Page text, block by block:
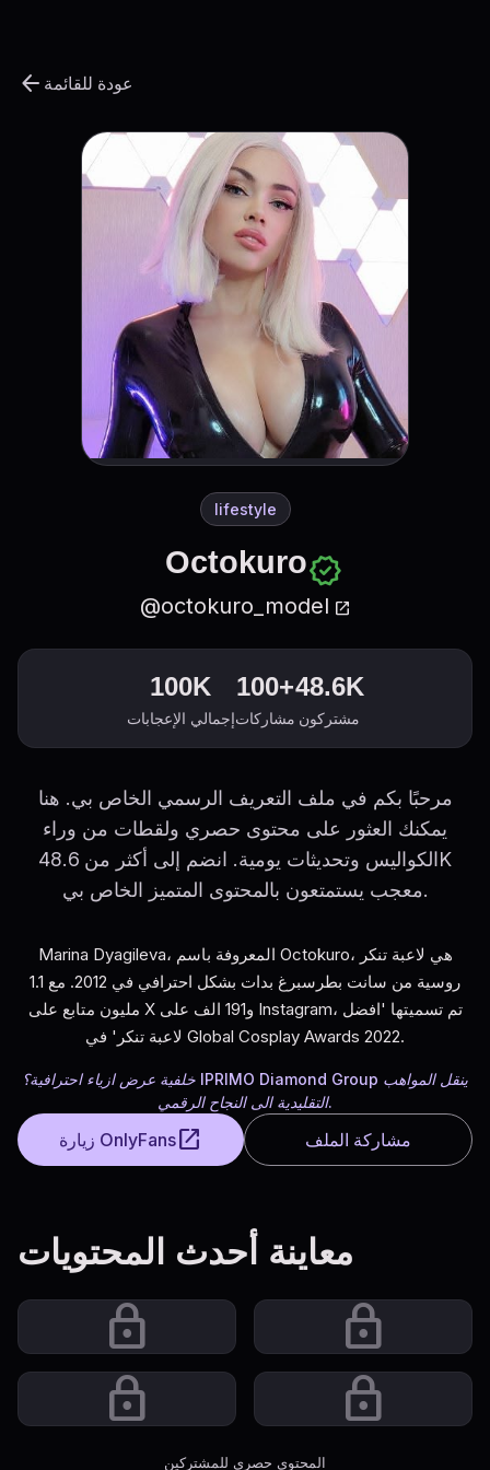
arrow_back عودة للقائمة
lifestyle
Octokuroverified
@octokuro_model open_in_new
100K
إجمالي الإعجابات
100+
مشاركات
48.6K
مشتركون
مرحبًا بكم في ملف التعريف الرسمي الخاص بي. هنا
يمكنك العثور على محتوى حصري ولقطات من وراء
الكواليس وتحديثات يومية. انضم إلى أكثر من 48.6K
معجب يستمتعون بالمحتوى المتميز الخاص بي.
Marina Dyagileva، المعروفة باسم Octokuro، هي لاعبة تنكر
روسية من سانت بطرسبرغ بدات بشكل احترافي في 2012. مع 1.1
مليون متابع على X و191 الف على Instagram، تم تسميتها 'افضل
لاعبة تنكر' في Global Cosplay Awards 2022.
خلفية عرض ازياء احترافية؟ IPRIMO Diamond Group ينقل المواهب
التقليدية الى النجاح الرقمي.
زيارة OnlyFansopen_in_new مشاركة الملف
معاينة أحدث المحتويات
lock
lock
lock
lock
المحتوى حصري للمشتركين